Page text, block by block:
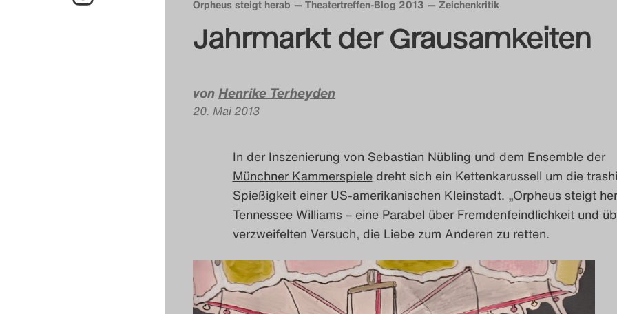
Orpheus steigt herab Theatertreffen-Blog 2013 Zeichenkritik
Jahrmarkt der Grausamkeiten
vonHenrike Terheyden
20. Mai 2013
In der Inszenierung von Sebastian Nübling und dem Ensemble der
Münchner Kammerspieledreht sich ein Kettenkarussell um die
Spießigkeit einer US-amerikanischen Kleinstadt. „Orpheus steigt
Tennessee Williams – eine Parabel über Fremdenfeindlichkeit und
verzweifelten Versuch, die Liebe zum Anderen zu retten.